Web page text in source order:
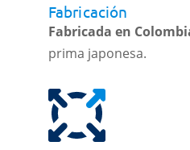
Fabricación
Fabricada en
prima japonesa.